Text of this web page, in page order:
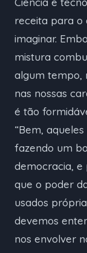
receita para o
imaginar.
mistura
algum tempo,
nas nossas
é tão
“Bem,
fazendo um
democracia, e
que o poder
usados
devemos
nos envolver